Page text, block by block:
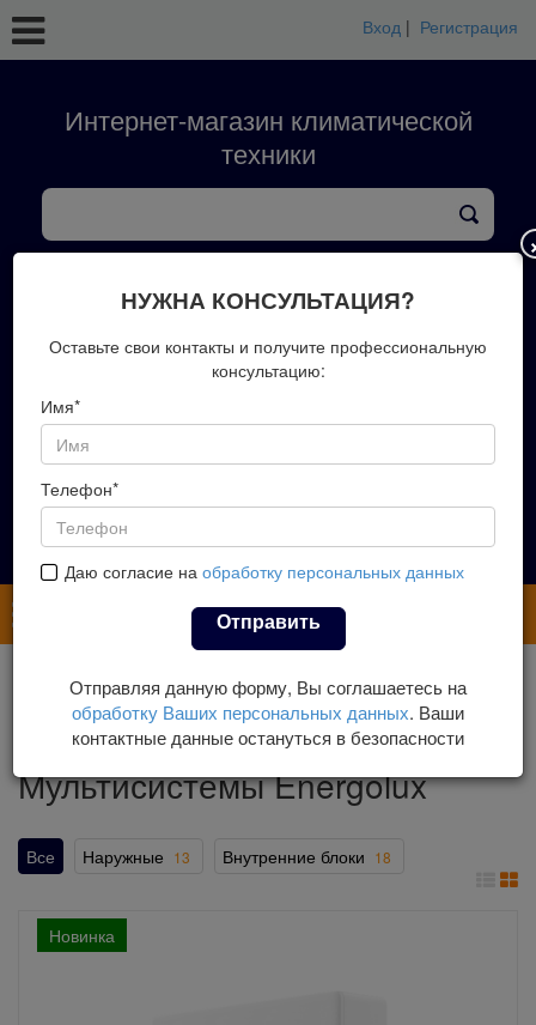
Вход | Регистрация
Интернет-магазин климатической
техники
+7(423)202-51-00
Запись на замер
Главная Каталог
Кондиционеры
Мультисплит-системы
Мультисистемы Energolux
Мультисистемы Energolux
Все Наружные 13 Внутренние блоки 18
Новинка
НУЖНА КОНСУЛЬТАЦИЯ?
Оставьте свои контакты и получите профессиональную
консультацию:
Имя*
Телефон*
Даю согласие на обработку персональных данных
Отправить
Отправляя данную форму, Вы соглашаетесь на
обработку Ваших персональных данных. Ваши
контактные данные остануться в безопасности